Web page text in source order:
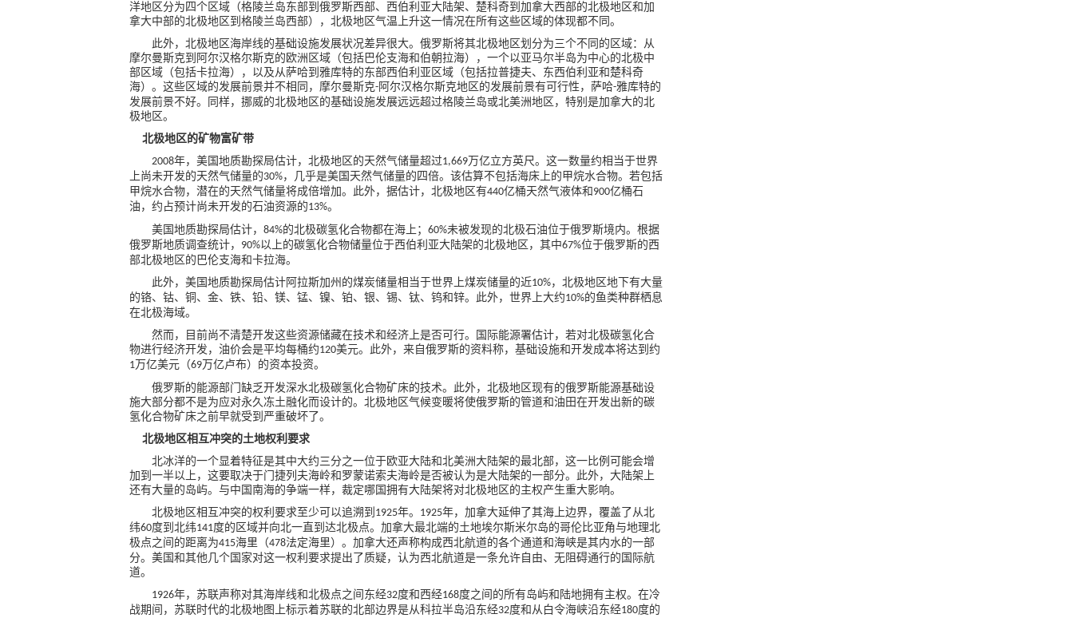
洋地区分为四个区域（格陵兰岛东部到俄罗斯西部、西伯利亚大陆架、楚科奇到加拿大西部的北极地区和加
拿大中部的北极地区到格陵兰岛西部），北极地区气温上升这一情况在所有这些区域的体现都不同。
此外，北极地区海岸线的基础设施发展状况差异很大。俄罗斯将其北极地区划分为三个不同的区域：从
摩尔曼斯克到阿尔汉格尔斯克的欧洲区域（包括巴伦支海和伯朝拉海），一个以亚马尔半岛为中心的北极中
部区域（包括卡拉海），以及从萨哈到雅库特的东部西伯利亚区域（包括拉普捷夫、东西伯利亚和楚科奇
海）。这些区域的发展前景并不相同，摩尔曼斯克-阿尔汉格尔斯克地区的发展前景有可行性，萨哈-雅库特的
发展前景不好。同样，挪威的北极地区的基础设施发展远远超过格陵兰岛或北美洲地区，特别是加拿大的北
极地区。
北极地区的矿物富矿带
2008年，美国地质勘探局估计，北极地区的天然气储量超过1,669万亿立方英尺。这一数量约相当于世界
上尚未开发的天然气储量的30%，几乎是美国天然气储量的四倍。该估算不包括海床上的甲烷水合物。若包括
甲烷水合物，潜在的天然气储量将成倍增加。此外，据估计，北极地区有440亿桶天然气液体和 900亿桶石
油，约占预计尚未开发的石油资源的13%。
美国地质勘探局估计， 84%的北极碳氢化合物都在海上； 60%未被发现的北极石油位于俄罗斯境内。根据
俄罗斯地质调查统计， 90%以上的碳氢化合物储量位于西伯利亚大陆架的北极地区，其中67%位于俄罗斯的西
部北极地区的巴伦支海和卡拉海。
此外，美国地质勘探局估计阿拉斯加州的煤炭储量相当于世界上煤炭储量的近10%，北极地区地下有大量
的铬、钴、铜、金、铁、铅、镁、锰、镍、铂、银、锡、钛、钨和锌。此外，世界上大约10%的鱼类种群栖息
在北极海域。
然而，目前尚不清楚开发这些资源储藏在技术和经济上是否可行。国际能源署估计，若对北极碳氢化合
物进行经济开发，油价会是平均每桶约120美元。此外，来自俄罗斯的资料称，基础设施和开发成本将达到约
1万亿美元（69万亿卢布）的资本投资。
俄罗斯的能源部门缺乏开发深水北极碳氢化合物矿床的技术。此外，北极地区现有的俄罗斯能源基础设
施大部分都不是为应对永久冻土融化而设计的。北极地区气候变暖将使俄罗斯的管道和油田在开发出新的碳
氢化合物矿床之前早就受到严重破坏了。
北极地区相互冲突的土地权利要求
北冰洋的一个显着特征是其中大约三分之一位于欧亚大陆和北美洲大陆架的最北部，这一比例可能会增
加到一半以上，这要取决于门捷列夫海岭和罗蒙诺索夫海岭是否被认为是大陆架的一部分。此外，大陆架上
还有大量的岛屿。与中国南海的争端一样，裁定哪国拥有大陆架将对北极地区的主权产生重大影响。
北极地区相互冲突的权利要求至少可以追溯到 1925年。 1925年，加拿大延伸了其海上边界，覆盖了从北
纬60度到北纬141度的区域并向北一直到达北极点。加拿大最北端的土地埃尔斯米尔岛的哥伦比亚角与地理北
极点之间的距离为415海里（478法定海里）。加拿大还声称构成西北航道的各个通道和海峡是其内水的一部
分。美国和其他几个国家对这一权利要求提出了质疑，认为西北航道是一条允许自由、无阻碍通行的国际航
道。
1926年，苏联声称对其海岸线和北极点之间东经32度和西经168度之间的所有岛屿和陆地拥有主权。在冷
战期间，苏联时代的北极地图上标示着苏联的北部边界是从科拉半岛沿东经32度和从白令海峡沿东经180度的